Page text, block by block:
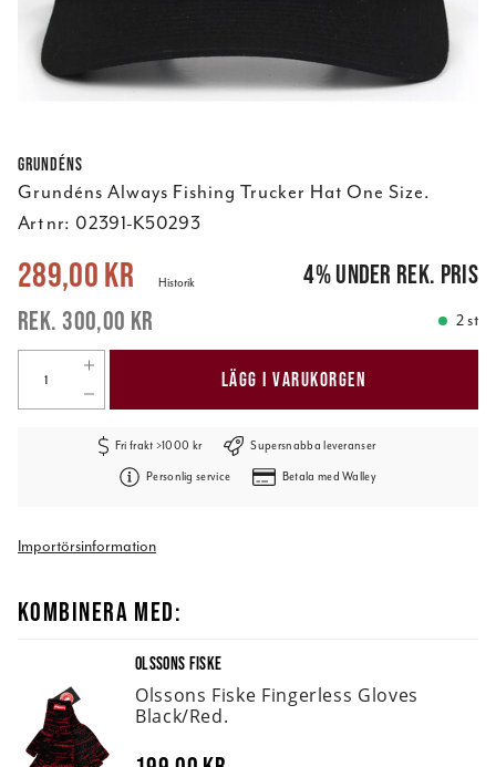
Grundéns
Grundéns Always Fishing Trucker Hat One Size.
Art nr: 02391-K50293
Nuvarande pris:289,00 kr 300,00 kr
289,00 kr
300,00 kr
Historik 4%under rek. pris
2 st
LÄGG I VARUKORGEN
Fri frakt >1000 kr Supersnabba leveranser
Personlig service Betala med Walley
Importörsinformation
KOMBINERA MED:
OLSSONS FISKE
Olssons Fiske Fingerless Gloves
Black/Red.